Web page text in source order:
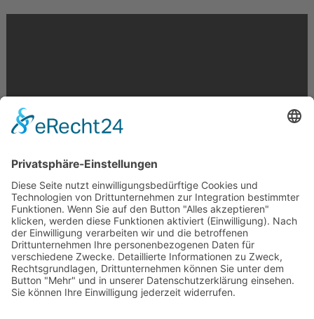
Krahnstr. 17/18 | 49074 Osnabrück
Telefon: 0541 29746 | E-Mail:info@optikmeyer.de
Impressum|Datenschutz|Cookie-Einstellungen